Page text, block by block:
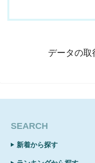
データの取
SEARCH
新着から探す